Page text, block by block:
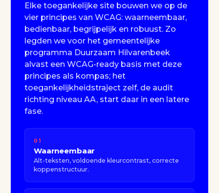
Elke toegankelijke site bouwen we op de
vier principes van WCAG: waarneembaar,
bedienbaar, begrijpelijk en robuust. Zo
legden we voor het gemeentelijke
programma Duurzaam Hilvarenbeek
alvast een WCAG-ready basis met deze
principes als kompas; het
toegankelijkheidstraject zelf, de audit
richting niveau AA, start daar in een latere
fase.
01
Waarneembaar
Alt-teksten, voldoende kleurcontrast, correcte
koppenstructuur.